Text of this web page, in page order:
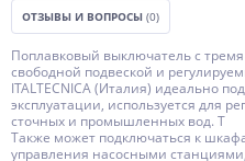
ОТЗЫВЫ И ВОПРОСЫ (0)
Поплавковый выключатель с
свободной подвеской и
ITALTECNICA (Италия) идеально
эксплуатации, используется для
сточных и промышленных вод. Т
Также может подключаться к
управления насосными